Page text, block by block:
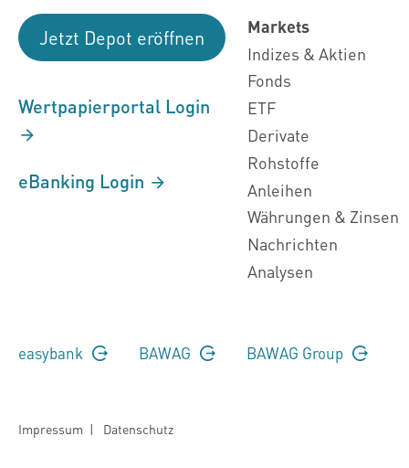
Jetzt Depot eröffnen
Wertpapierportal Login
eBanking Login
Markets
Indizes & Aktien
Fonds
ETF
Derivate
Rohstoffe
Anleihen
Währungen & Zinsen
Nachrichten
Analysen
easybank BAWAG BAWAG Group
Impressum | Datenschutz